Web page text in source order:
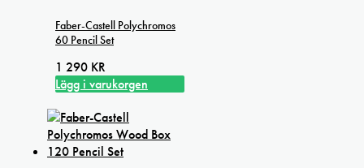
Faber-Castell Polychromos
60 Pencil Set
1 290 KR
Lägg i varukorgen